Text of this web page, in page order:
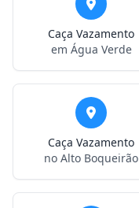
Caça Vazamento
em Água Verde
Caça Vazamento
no Alto Boqueirão